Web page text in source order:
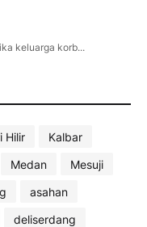
keluarga korb...
Hilir
Kalbar
Medan
Mesuji
asahan
deliserdang